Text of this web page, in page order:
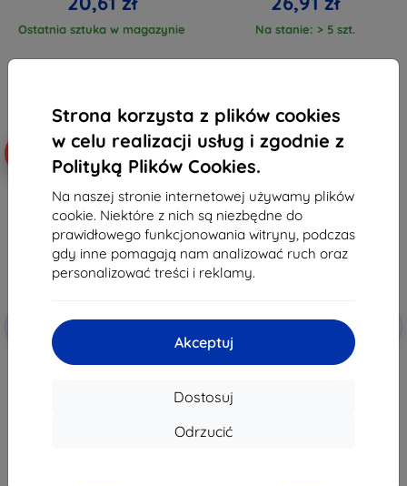
Strona korzysta z plików cookies
w celu realizacji usług i zgodnie z
Polityką Plików Cookies.
Na naszej stronie internetowej używamy plików
cookie. Niektóre z nich są niezbędne do
prawidłowego funkcjonowania witryny, podczas
gdy inne pomagają nam analizować ruch oraz
personalizować treści i reklamy.
Akceptuj
Dostosuj
Odrzucić
Ostatnia sztuka w magazynie Na stanie: > 5 szt.
Zniżka z
kuponem
Beline silikonowe etui do
-10%
Zniżka z
EXTRA10
3MK Matt Case Samsung Galaxy